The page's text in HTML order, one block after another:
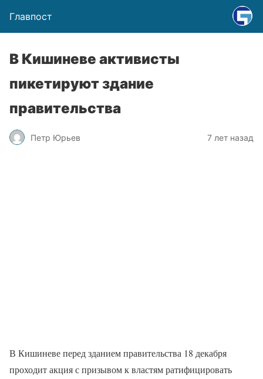
Главпост
В Кишиневе активисты
пикетируют здание
правительства
Петр Юрьев 7 лет назад
В Кишиневе перед зданием правительства 18 декабря
проходит акция с призывом к властям ратифицировать